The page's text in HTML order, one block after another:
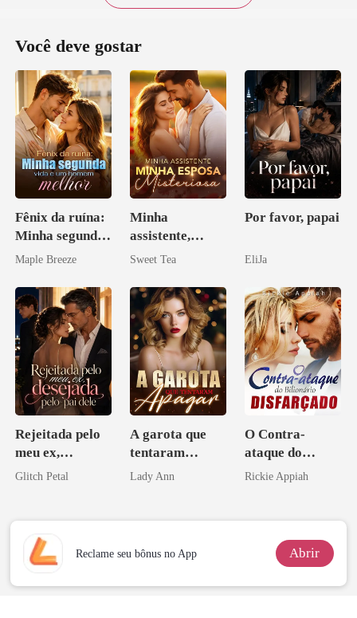
Você deve gostar
Fênix da ruína:
Minha segunda
vida e um
Maple Breeze
Minha
assistente,
minha esposa
Sweet Tea
Por favor, papai
EliJa
Rejeitada pelo
meu ex,
desejada pelo
Glitch Petal
A garota que
tentaram
apagar
Lady Ann
O Contra-
ataque do
Bilionário
Rickie Appiah
Reclame seu bônus no App Abrir